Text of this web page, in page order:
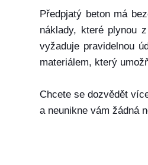
Předpjatý beton má
náklady, které plynou
vyžaduje pravidelnou
materiálem, který
Chcete se dozvědět
a neunikne vám žádná